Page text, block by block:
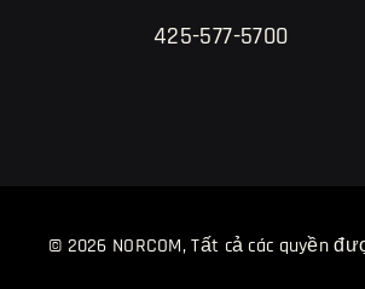
425-577-5700
© 2026 NORCOM, Tất cả các quyền